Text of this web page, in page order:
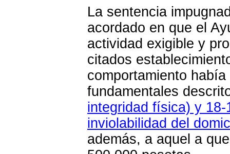
La sentencia
acordado en que el
actividad exigible y
citados
comportamiento
fundamentales
integridad física) y
inviolabilidad del
además, a aquel a